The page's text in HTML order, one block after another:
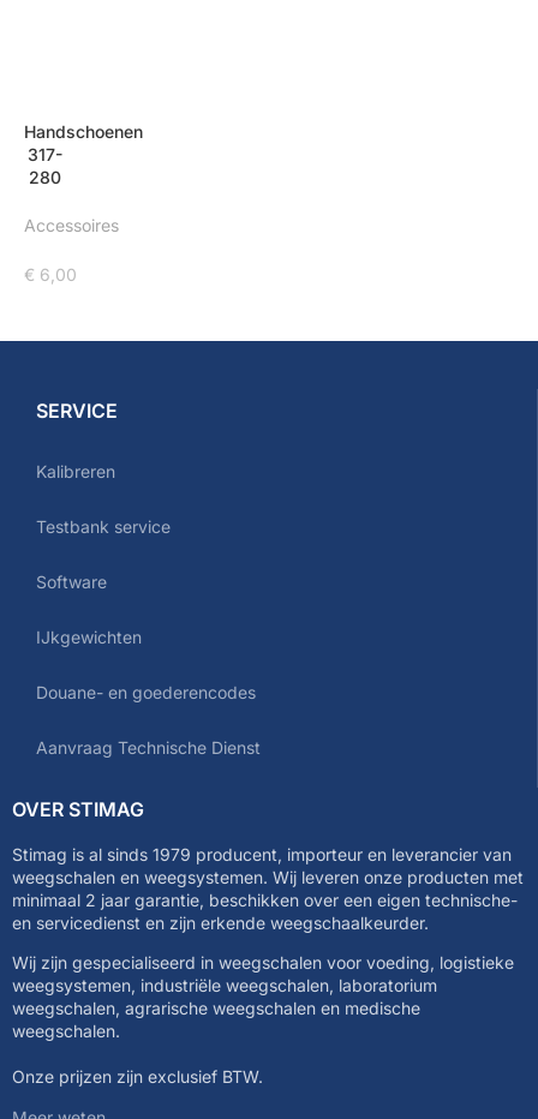
Handschoenen
317-
280
Accessoires
€ 6,00
SERVICE
Kalibreren
Testbank service
Software
IJkgewichten
Douane- en goederencodes
Aanvraag Technische Dienst
OVER STIMAG
Stimag is al sinds 1979 producent, importeur en leverancier van
weegschalen en weegsystemen. Wij leveren onze producten met
minimaal 2 jaar garantie, beschikken over een eigen technische-
en servicedienst en zijn erkende weegschaalkeurder.
Wij zijn gespecialiseerd in weegschalen voor voeding, logistieke
weegsystemen, industriële weegschalen, laboratorium
weegschalen, agrarische weegschalen en medische
weegschalen.
Onze prijzen zijn exclusief BTW.